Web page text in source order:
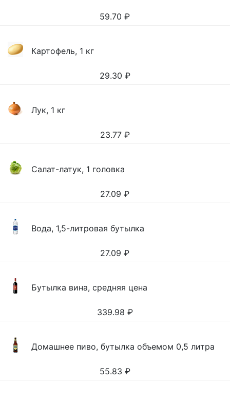
59.70 ₽
Картофель, 1 кг
29.30 ₽
Лук, 1 кг
23.77 ₽
Салат-латук, 1 головка
27.09 ₽
Вода, 1,5-литровая бутылка
27.09 ₽
Бутылка вина, средняя цена
339.98 ₽
Домашнее пиво, бутылка объемом 0,5 литра
55.83 ₽